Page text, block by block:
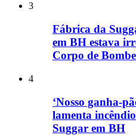
3
Fábrica da
em BH estava
Corpo de
4
‘Nosso ganha-
lamenta
Suggar em BH